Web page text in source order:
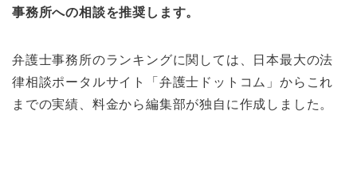
事務所への相談を推奨します。
弁護士事務所のランキングに関しては、日本最大の法
律相談ポータルサイト「弁護士ドットコム」からこれ
までの実績、料金から編集部が独自に作成しました。